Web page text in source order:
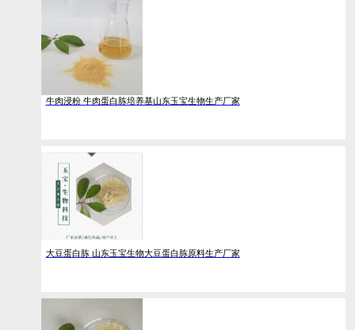
牛肉浸粉 牛肉蛋白胨培养基山东玉宝生物生产厂家
大豆蛋白胨 山东玉宝生物大豆蛋白胨原料生产厂家